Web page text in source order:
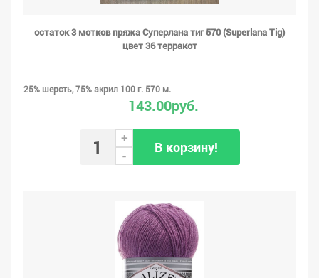
остаток 3 мотков пряжа Суперлана тиг 570 (Superlana Tig)
цвет 36 терракот
25% шерсть, 75% акрил 100 г. 570 м.
143.00руб.
+
-
В корзину!